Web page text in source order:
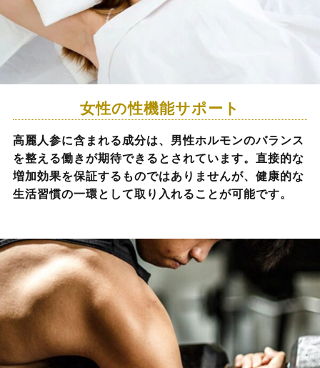
女性の性機能サポート
高麗人参に含まれる成分は、男性ホルモンのバランス
を整える働きが期待できるとされています。直接的な
増加効果を保証するものではありませんが、健康的な
生活習慣の一環として取り入れることが可能です。